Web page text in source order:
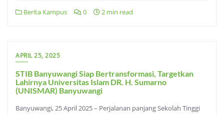
Berita Kampus 0 2 min read
APRIL 25, 2025
STIB Banyuwangi Siap Bertransformasi, Targetkan
Lahirnya Universitas Islam DR. H. Sumarno
(UNISMAR) Banyuwangi
Banyuwangi, 25 April 2025 – Perjalanan panjang Sekolah Tinggi